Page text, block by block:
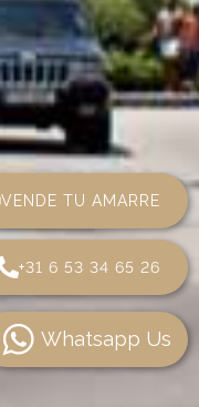
+31 6 53 34 65 26
VENDE TU AMARRE
Whatsapp Us